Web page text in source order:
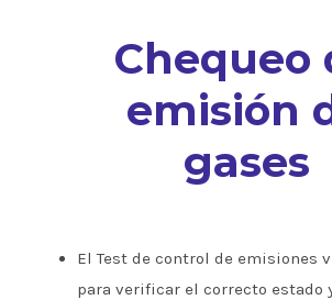
Chequeo
emisión
gases
El Test de control de emisiones
para verificar el correcto estado